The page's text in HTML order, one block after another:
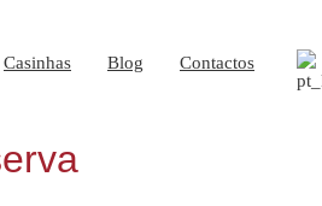
Casinhas Blog Contactos